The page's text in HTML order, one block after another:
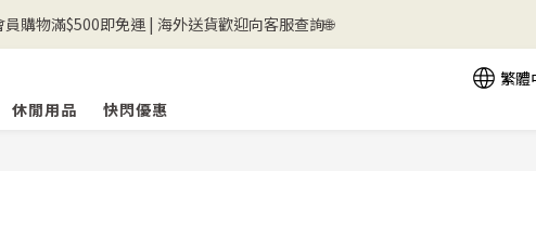
💰新登記會員即送50購物金💰
💰新登記會員即送50購物金💰
繁體
休閒用品 快閃優惠